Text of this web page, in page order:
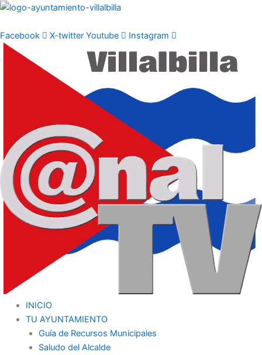
Ir
contenido
Facebook X-twitter Youtube Instagram
INICIO
TU AYUNTAMIENTO
Guía de Recursos Municipales
Saludo del Alcalde